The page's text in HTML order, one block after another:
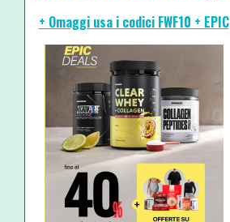
+ Omaggi usa i codici FWF10 + EPIC